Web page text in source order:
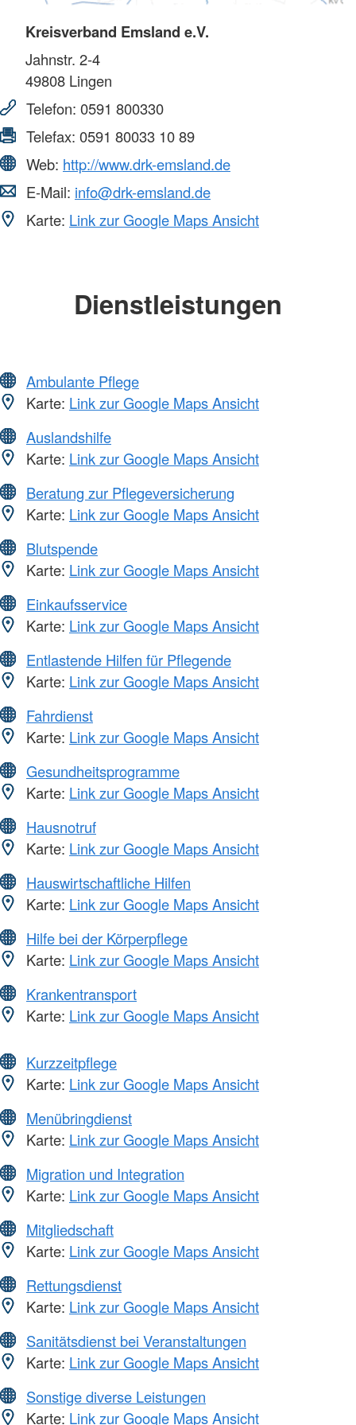
Kreisverband Emsland e.V.
Jahnstr. 2-4
49808 Lingen
Telefon: 0591 800330
Telefax: 0591 80033 10 89
Web: http://www.drk-emsland.de
E-Mail: info@drk-emsland.de
Karte: Link zur Google Maps Ansicht
Dienstleistungen
Ambulante Pflege
Karte: Link zur Google Maps Ansicht
Auslandshilfe
Karte: Link zur Google Maps Ansicht
Beratung zur Pflegeversicherung
Karte: Link zur Google Maps Ansicht
Blutspende
Karte: Link zur Google Maps Ansicht
Einkaufsservice
Karte: Link zur Google Maps Ansicht
Entlastende Hilfen für Pflegende
Karte: Link zur Google Maps Ansicht
Fahrdienst
Karte: Link zur Google Maps Ansicht
Gesundheitsprogramme
Karte: Link zur Google Maps Ansicht
Hausnotruf
Karte: Link zur Google Maps Ansicht
Hauswirtschaftliche Hilfen
Karte: Link zur Google Maps Ansicht
Hilfe bei der Körperpflege
Karte: Link zur Google Maps Ansicht
Krankentransport
Karte: Link zur Google Maps Ansicht
Kurzzeitpflege
Karte: Link zur Google Maps Ansicht
Menübringdienst
Karte: Link zur Google Maps Ansicht
Migration und Integration
Karte: Link zur Google Maps Ansicht
Mitgliedschaft
Karte: Link zur Google Maps Ansicht
Rettungsdienst
Karte: Link zur Google Maps Ansicht
Sanitätsdienst bei Veranstaltungen
Karte: Link zur Google Maps Ansicht
Sonstige diverse Leistungen
Karte: Link zur Google Maps Ansicht